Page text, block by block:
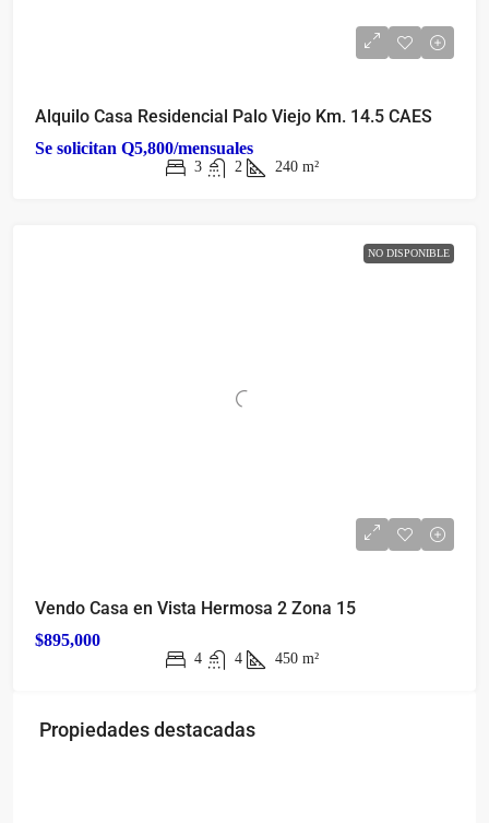
Alquilo Casa Residencial Palo Viejo Km. 14.5 CAES
Se solicitan Q5,800/mensuales
3 2 240 m²
NO DISPONIBLE
Vendo Casa en Vista Hermosa 2 Zona 15
$895,000
4 4 450 m²
Propiedades destacadas